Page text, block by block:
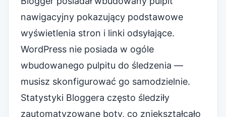
nawigacyjny pokazujący podstawowe
wyświetlenia stron i linki odsyłające.
WordPress nie posiada w ogóle
wbudowanego pulpitu do śledzenia —
musisz skonfigurować go samodzielnie.
Statystyki Bloggera często śledziły
zautomatyzowane boty, co zniekształcało